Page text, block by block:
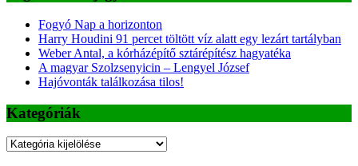
Fogyó Nap a horizonton
Harry Houdini 91 percet töltött víz alatt egy lezárt tartályban
Weber Antal, a kórházépítő sztárépítész hagyatéka
A magyar Szolzsenyicin – Lengyel József
Hajóvonták találkozása tilos!
Kategóriák
Kategóriák